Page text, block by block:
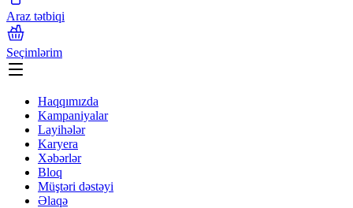
Araz tətbiqi
Seçimlərim
Haqqımızda
Kampaniyalar
Layihələr
Karyera
Xəbərlər
Bloq
Müştəri dəstəyi
Əlaqə